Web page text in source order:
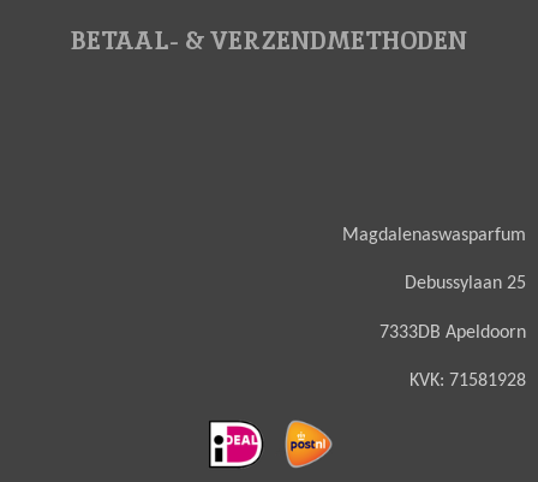
BETAAL- & VERZENDMETHODEN
Magdalenaswasparfum
Debussylaan 25
7333DB Apeldoorn
KVK: 71581928